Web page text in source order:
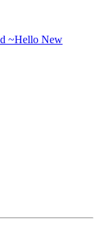
~Hello New